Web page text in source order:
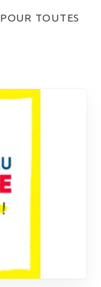
TOUTES